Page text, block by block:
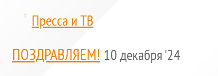
Пресса и ТВ
ПОЗДРАВЛЯЕМ! 10 декабря '24